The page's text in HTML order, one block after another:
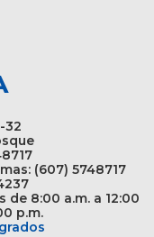
32
(607) 5748717
8:00 a.m. a 12:00
p.m.